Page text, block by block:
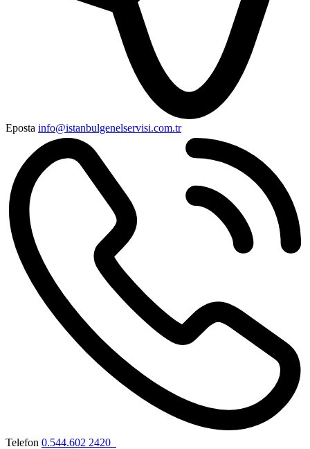
Eposta info@istanbulgenelservisi.com.tr
Telefon 0.544.602 2420